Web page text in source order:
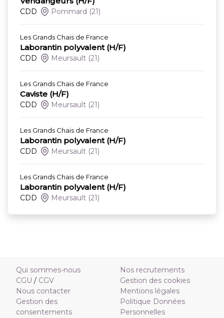
CDD Pommard (21)
Les Grands Chais de France
Laborantin polyvalent (H/F)
CDD Meursault (21)
Les Grands Chais de France
Caviste (H/F)
CDD Meursault (21)
Les Grands Chais de France
Laborantin polyvalent (H/F)
CDD Meursault (21)
Les Grands Chais de France
Laborantin polyvalent (H/F)
CDD Meursault (21)
Qui sommes-nous
CGU / CGV
Nous contacter
Gestion des
consentements
Nos recrutements
Gestion des cookies
Mentions légales
Politique Données
Personnelles